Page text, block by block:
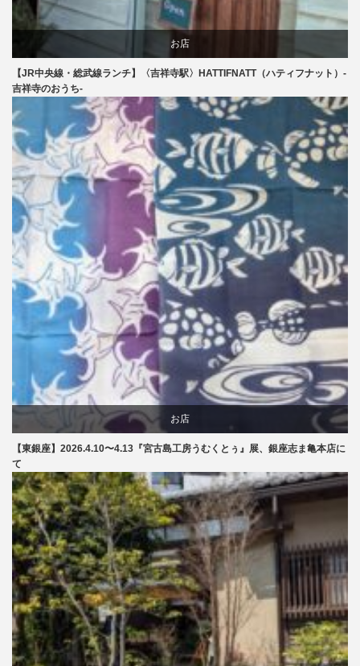
お店
食べ物
【JR中央線・総武線ランチ】〈吉祥寺駅〉HATTIFNATT（ハティフナット）-
吉祥寺のおうち-
お店
商品紹介
文化
【東銀座】2026.4.10〜4.13『宮古島工房うむくとぅ』展、銀座志ま亀本店に
て